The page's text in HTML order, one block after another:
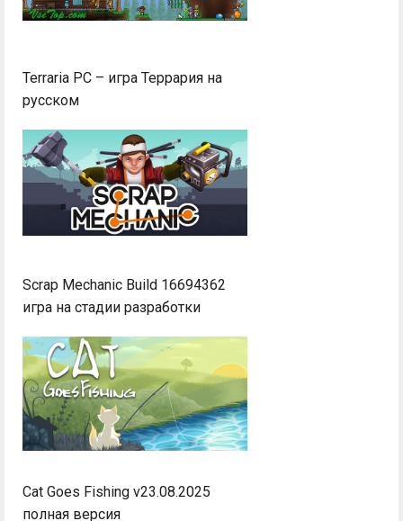
Terraria PC – игра Террария на
русском
Scrap Mechanic Build 16694362
игра на стадии разработки
Cat Goes Fishing v23.08.2025
полная версия